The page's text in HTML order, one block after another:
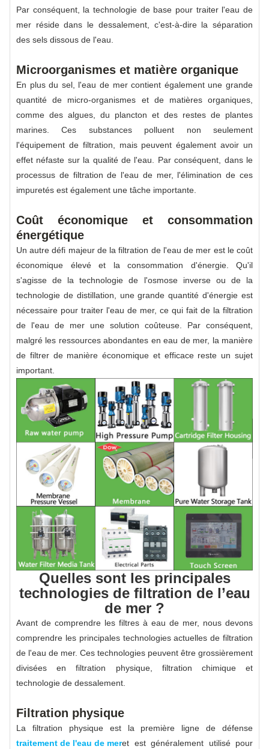
Par conséquent, la technologie de base pour traiter l'eau de
mer réside dans le dessalement, c'est-à-dire la séparation
des sels dissous de l'eau.
Microorganismes et matière organique
En plus du sel, l'eau de mer contient également une grande
quantité de micro-organismes et de matières organiques,
comme des algues, du plancton et des restes de plantes
marines. Ces substances polluent non seulement
l'équipement de filtration, mais peuvent également avoir un
effet néfaste sur la qualité de l'eau. Par conséquent, dans le
processus de filtration de l'eau de mer, l'élimination de ces
impuretés est également une tâche importante.
Coût économique et consommation
énergétique
Un autre défi majeur de la filtration de l'eau de mer est le coût
économique élevé et la consommation d'énergie. Qu'il
s'agisse de la technologie de l'osmose inverse ou de la
technologie de distillation, une grande quantité d'énergie est
nécessaire pour traiter l'eau de mer, ce qui fait de la filtration
de l'eau de mer une solution coûteuse. Par conséquent,
malgré les ressources abondantes en eau de mer, la manière
de filtrer de manière économique et efficace reste un sujet
important.
Quelles sont les principales
technologies de filtration de l’eau
de mer ?
Avant de comprendre les filtres à eau de mer, nous devons
comprendre les principales technologies actuelles de filtration
de l'eau de mer. Ces technologies peuvent être grossièrement
divisées en filtration physique, filtration chimique et
technologie de dessalement.
Filtration physique
La filtration physique est la première ligne de défense
traitement de l'eau de meret est généralement utilisé pour